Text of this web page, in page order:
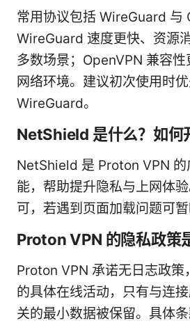
常用协议包括 WireGuard 与
WireGuard 速度更快、资源
多数场景；OpenVPN 兼容
网络环境。建议初次使用时
WireGuard。
NetShield 是什么？如何
NetShield 是 Proton VPN 的
能，帮助提升隐私与上网体
可，若遇到页面加载问题可暂
Proton VPN 的隐私政策
Proton VPN 承诺无日志政策
的具体在线活动，只有与连
关的最小数据被保留。具体